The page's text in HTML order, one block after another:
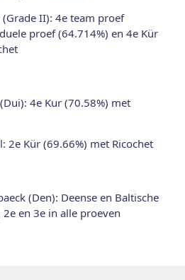
(Grade II): 4e team proef
proef (64.714%) en 4e Kür
4e Kur (70.58%) met
2e Kür (69.66%) met Ricochet
(Den): Deense en Baltische
en 3e in alle proeven